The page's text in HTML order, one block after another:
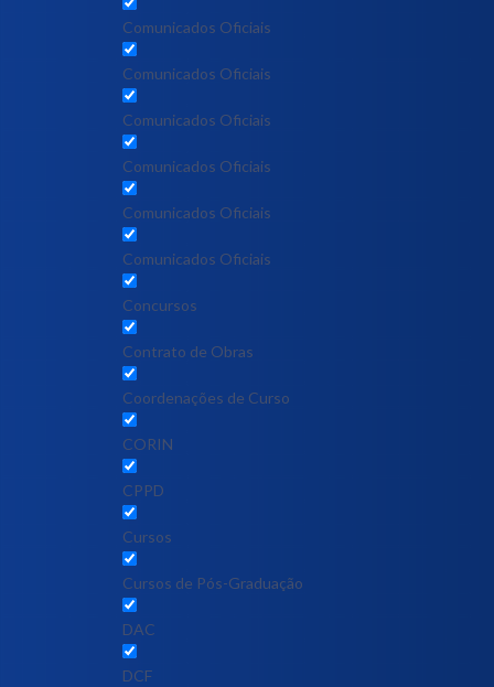
Comunicados Oficiais
Comunicados Oficiais
Comunicados Oficiais
Comunicados Oficiais
Comunicados Oficiais
Comunicados Oficiais
Concursos
Contrato de Obras
Coordenações de Curso
CORIN
CPPD
Cursos
Cursos de Pós-Graduação
DAC
DCF